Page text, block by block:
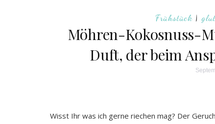
Frühstück |
Möhren-Kokosnuss-
Duft, der beim
Wisst Ihr was ich gerne riechen mag? Der